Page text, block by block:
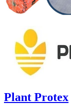
Plant Protex